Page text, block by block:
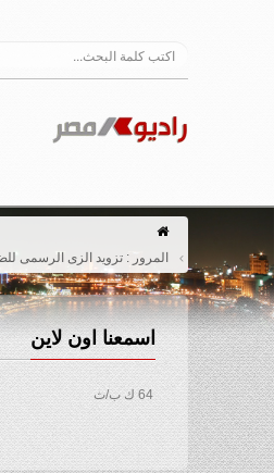
المرور : تزويد الزى الرسمى
اسمعنا اون لاين
64 ك ب/ث